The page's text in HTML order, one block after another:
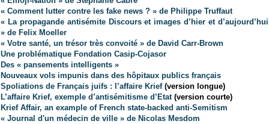
« Comment lutter contre les fake news ? » de Philippe Truffaut
« La propagande antisémite Discours et images d’hier et d’aujourd’hui
» de Felix Moeller
« Votre santé, un trésor très convoité » de David Carr-Brown
Une problématique Fondation Casip-Cojasor
Des « pansements intelligents »
Nouveaux vols impunis dans des hôpitaux publics français
Spoliations de Français juifs : l’affaire Krief(version longue)
L’affaire Krief, exemple d’antisémitisme d’Etat(version courte)
Krief Affair, an example of French state-backed anti-Semitism
« Journal d'un médecin de ville » de Nicolas Mesdom